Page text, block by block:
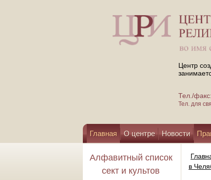
Центр
Тел./
Тел. для
Главная О центре Новости
Помощь центру
Алфавитный список
сект и культов
в